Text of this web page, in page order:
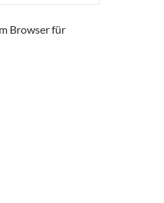
Browser für